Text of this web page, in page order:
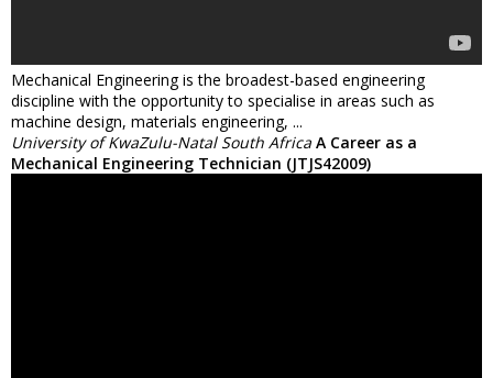
Mechanical Engineering is the broadest-based engineering
discipline with the opportunity to specialise in areas such as
machine design, materials engineering, ...
University of KwaZulu-Natal South Africa A Career as a
Mechanical Engineering Technician (JTJS42009)